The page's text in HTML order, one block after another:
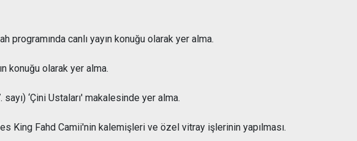
programında canlı yayın konuğu olarak yer alma.
konuğu olarak yer alma.
‘Çini Ustaları' makalesinde yer alma.
King Fahd Camii'nin kalemişleri ve özel vitray işlerinin yapılması.